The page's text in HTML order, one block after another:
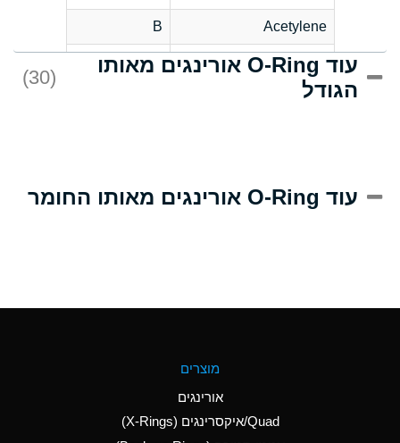
Acetylene
B
Acrlylonitrile
D
Adipic Acid
(Aqueous)
Aluminum Nitrate
(Aqueous)
עוד O-Ring אורינגים מאותו
הגודל
(30)
עוד O-Ring אורינגים מאותו החומר
מוצרים
אורינגים
Quad/איקסרינגים (X-Rings)